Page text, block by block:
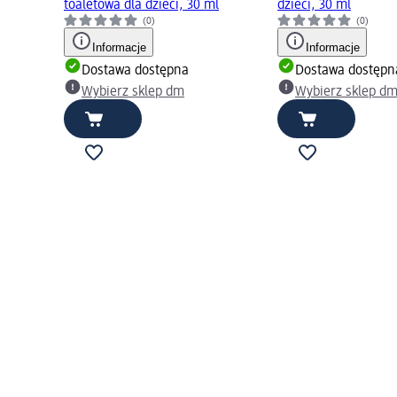
toaletowa dla dzieci, 30 ml
(0)
Informacje
Dostawa dostępna
Wybierz sklep dm
dzieci, 30 ml
(0)
Informacje
Dostawa
Wybierz sklep dm